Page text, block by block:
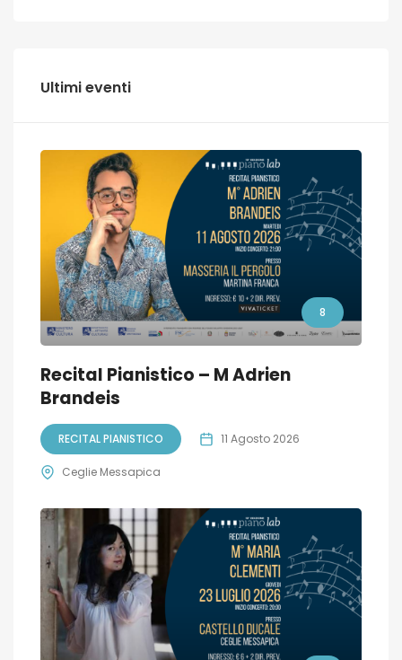
Ultimi eventi
8
Recital Pianistico – M Adrien
Brandeis
RECITAL PIANISTICO 11 Agosto 2026
Ceglie Messapica